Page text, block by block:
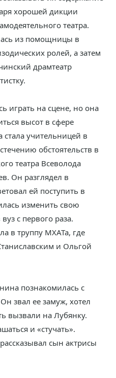
хорошей дикции
театра.
из помощницы в
ролей, а затем
драмтеатр
играть на сцене, но она
высот в сфере
стала учительницей в
обстоятельств в
театра Всеволода
Он разглядел в
ей поступить в
изменить свою
с первого раза.
в труппу МХАТа, где
и Ольгой
познакомилась с
звал ее замуж, хотел
вызвали на Лубянку.
и «стучать».
сын актрисы